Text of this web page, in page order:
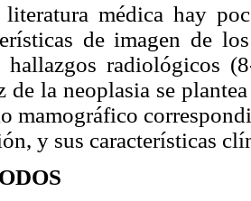
médica hay
de imagen de
hallazgos radiológicos
de la neoplasia se
mamográfico
y sus características